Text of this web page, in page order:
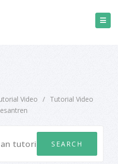
Video /
Tutorial Video